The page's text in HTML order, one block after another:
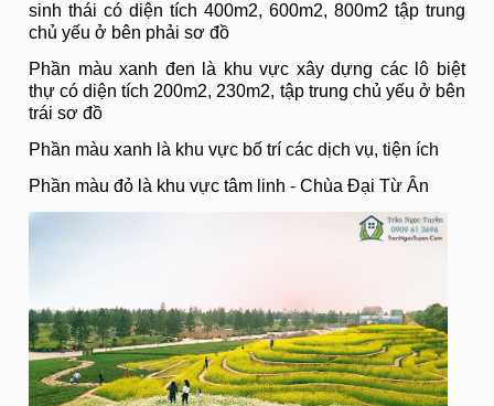
sinh thái có diện tích 400m2, 600m2, 800m2 tập trung
chủ yếu ở bên phải sơ đồ
Phần màu xanh đen là khu vực xây dựng các lô biệt
thự có diện tích 200m2, 230m2, tập trung chủ yếu ở bên
trái sơ đồ
Phần màu xanh là khu vực bố trí các dịch vụ, tiện ích
Phần màu đỏ là khu vực tâm linh - Chùa Đại Từ Ân